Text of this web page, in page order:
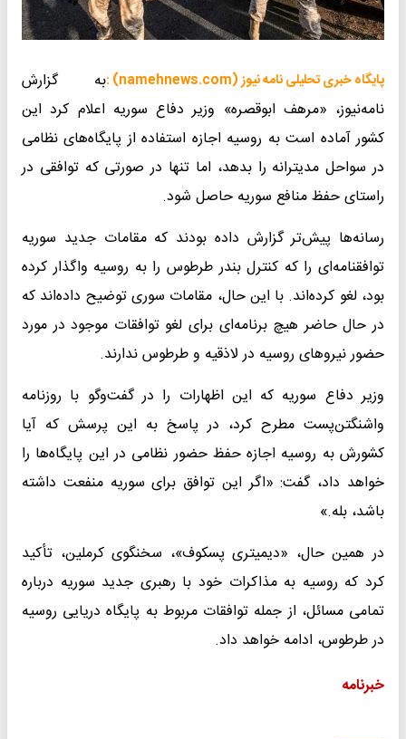
پایگاه خبری تحلیلی نامه نیوز (namehnews.com) :
به گزارش
نامه‌نیوز، «مرهف ابوقصره» وزیر دفاع سوریه اعلام کرد این
کشور آماده است به روسیه اجازه استفاده از پایگاه‌های نظامی
در سواحل مدیترانه‌ را بدهد، اما تنها در صورتی که توافقی در
راستای حفظ منافع سوریه حاصل شود.
رسانه‌ها پیش‌تر گزارش داده بودند که مقامات جدید سوریه
توافقنامه‌ای را که کنترل بندر طرطوس را به روسیه واگذار کرده
بود، لغو کرده‌اند. با این حال، مقامات سوری توضیح داده‌اند که
در حال حاضر هیچ برنامه‌ای برای لغو توافقات موجود در مورد
حضور نیروهای روسیه در لاذقیه و طرطوس ندارند.
وزیر دفاع سوریه که این اظهارات را در گفت‌وگو با روزنامه
واشنگتن‌پست مطرح کرد، در پاسخ به این پرسش که آیا
کشورش به روسیه اجازه حفظ حضور نظامی در این پایگاه‌ها را
خواهد داد، گفت: «اگر این توافق برای سوریه منفعت داشته
باشد، بله.»
در همین حال، «دیمیتری پسکوف»، سخنگوی کرملین، تأکید
کرد که روسیه به مذاکرات خود با رهبری جدید سوریه درباره
تمامی مسائل، از جمله توافقات مربوط به پایگاه دریایی روسیه
در طرطوس، ادامه خواهد داد.
خبرنامه